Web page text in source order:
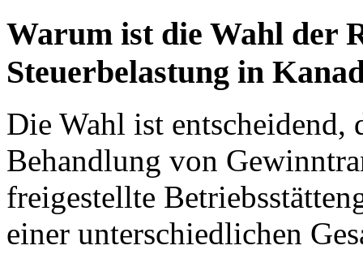
Warum ist die Wahl der
Steuerbelastung in
Die Wahl ist entscheidend,
Behandlung von
freigestellte
einer unterschiedlichen